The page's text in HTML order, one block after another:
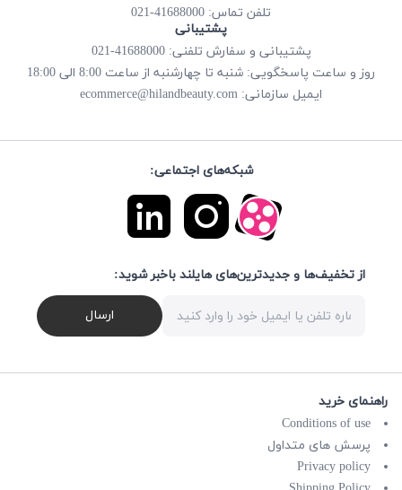
تلفن تماس: 41688000-021
پشتیبانی
پشتیبانی و سفارش تلفنی: 41688000-021
روز و ساعت پاسخگویی: شنبه تا چهارشنبه از ساعت 8:00 الی 18:00
ایمیل سازمانی: ecommerce@hilandbeauty.com
شبکه‌های اجتماعی:
از تخفیف‌ها و جدیدترین‌های هایلند باخبر شوید:
ارسال
راهنمای خرید
Conditions of use
پرسش های متداول
Privacy policy